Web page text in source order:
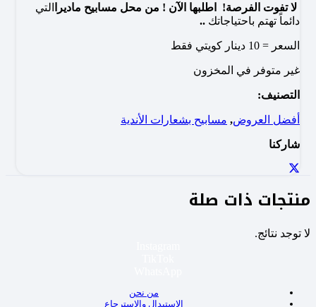
لا تفوت الفرصة! اطلبها الآن ! من محل مسابيح ماديرا
التي
دائماً تهتم باحتياجاتك ..
السعر = 10 دينار كويتي فقط
غير متوفر في المخزون
التصنيف:
أفضل العروض, مسابيح بشعارات الأندية
شاركنا
منتجات ذات صلة
لا توجد نتائج.
من نحن
الاستبدال والاسترجاع